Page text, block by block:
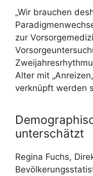
„Wir brauchen
zur
Alter mit
verknüpft werden
unterschätzt
Regina Fuchs,